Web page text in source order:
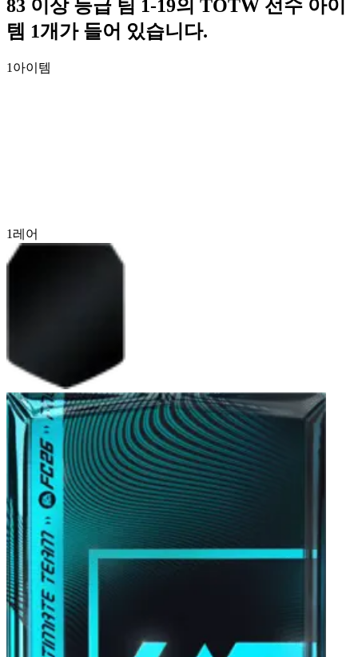
83 이상 등급 팀 1-19의 TOTW 선수 아이
템 1개가 들어 있습니다.
1 아이템
1 레어